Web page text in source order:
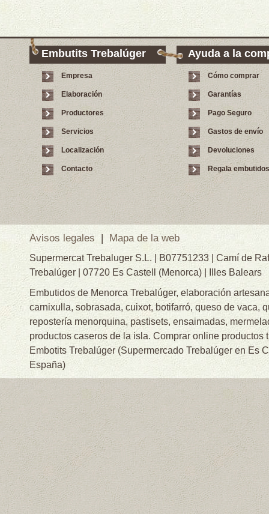
Embutits Trebalúger
Empresa
Elaboración
Productores
Servicios
Localización
Contacto
Ayuda a la
Cómo comprar
Garantías
Pago Seguro
Gastos de envío
Devoluciones
Regala embutidos
Avisos legales | Mapa de la web
Supermercat Trebaluger S.L. | B07751233 | Camí de
Trebalúger | 07720 Es Castell (Menorca) | Illes Balears
Embutidos de Menorca Trebalúger, elaboración
carnixulla, sobrasada, cuixot, botifarró, queso de vaca,
repostería menorquina, pastisets, ensaimadas,
productos caseros de la isla. Comprar online productos
Embotits Trebalúger (Supermercado Trebalúger en Es
España)